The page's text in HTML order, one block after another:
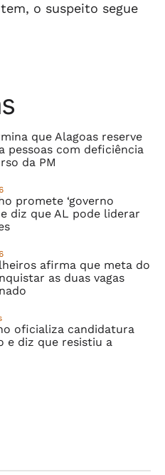
o suspeito segue
que Alagoas reserve
pessoas com deficiência
da PM
promete ‘governo
diz que AL pode liderar
afirma que meta do
as duas vagas
oficializa candidatura
e diz que resistiu a